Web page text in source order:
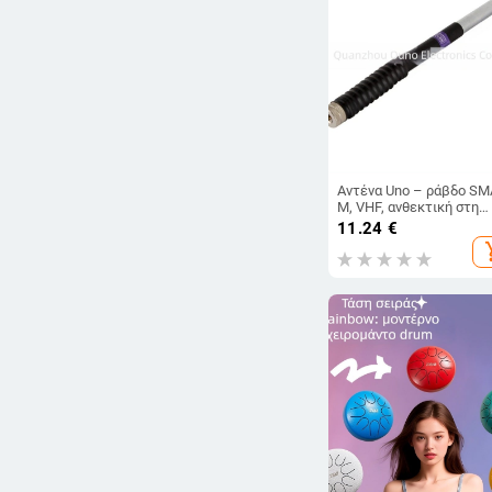
Αντένα Uno – ράβδο
M, VHF, ανθεκτική στη
σκόνη, χωρίς μπαταρία,
11.24 €